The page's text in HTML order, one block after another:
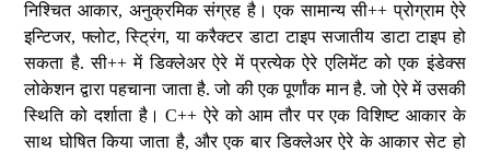
निश्चित आकार, अनुक्रमिक संग्रह है। एक सामान्य सी++ प्रोग्राम ऐरे
इन्टिजर, फ्लोट, स्ट्रिंग, या करैक्टर डाटा टाइप सजातीय डाटा टाइप हो
सकता है. सी++ में डिक्लेअर ऐरे में प्रत्येक ऐरे एलिमेंट को एक इंडेक्स
लोकेशन द्वारा पहचाना जाता है. जो की एक पूर्णांक मान है. जो ऐरे में उसकी
स्थिति को दर्शाता है। C++ ऐरे को आम तौर पर एक विशिष्ट आकार के
साथ घोषित किया जाता है, और एक बार डिक्लेअर ऐरे के आकार सेट हो